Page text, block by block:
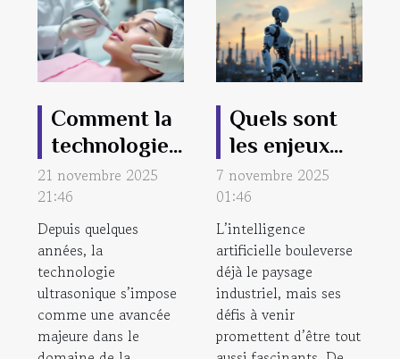
Comment la
technologie
ultrasonique
révolutionne
la correction
nasale ?
21 novembre 2025
21:46
Depuis quelques
années, la
technologie
ultrasonique s’impose
comme une avancée
majeure dans le
Quels sont
les enjeux
futurs de
l’intelligence
artificielle
dans
l’industrie ?
7 novembre 2025
01:46
L’intelligence
artificielle bouleverse
déjà le paysage
industriel, mais ses
défis à venir
promettent d’être tout